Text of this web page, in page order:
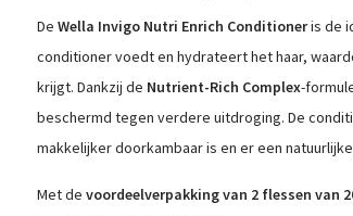
De Wella Invigo Nutri Enrich Conditioneris de
conditioner voedt en hydrateert het haar,
krijgt. Dankzij de Nutrient-Rich Complex-
beschermd tegen verdere uitdroging. De
makkelijker doorkambaar is en er een
Met de voordeelverpakking van 2 flessen van